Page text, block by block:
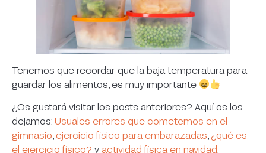
Tenemos que recordar que la baja temperatura para
guardar los alimentos, es muy importante
¿Os gustará visitar los posts anteriores? Aquí os los
dejamos: Usuales errores que cometemos en el
gimnasio ejercicio físico para embarazadas ¿qué es
el ejercicio físico? y actividad física en navidad